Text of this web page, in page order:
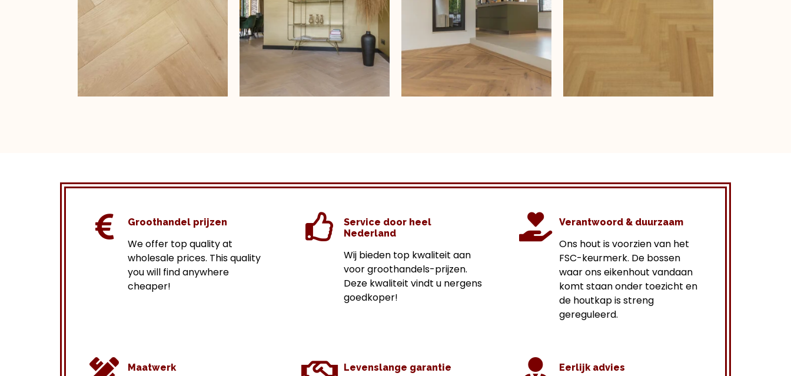
Groothandel prijzen
We offer top quality at
wholesale prices. This quality
you will find anywhere
cheaper!
Service door heel
Nederland
Wij bieden top kwaliteit aan
voor groothandels-prijzen.
Deze kwaliteit vindt u nergens
goedkoper!
Verantwoord & duurzaam
Ons hout is voorzien van het
FSC-keurmerk. De bossen
waar ons eikenhout vandaan
komt staan onder toezicht en
de houtkap is streng
gereguleerd.
Maatwerk Levenslange garantie Eerlijk advies